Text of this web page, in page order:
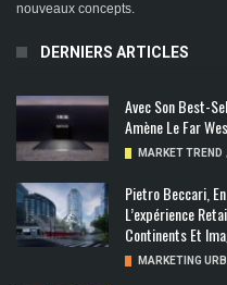
nouveaux concepts.
DERNIERS ARTICLES
Avec Son Best-
Amène Le Far
MARKET TREND
Pietro Beccari,
L’expérience
Continents Et
MARKETING